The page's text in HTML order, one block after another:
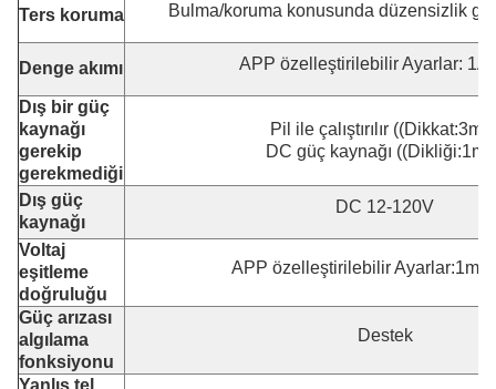
Ters koruma Bulma/koruma konusunda düzensizlik
Denge akımı APP özelleştirilebilir Ayarlar:
Dış bir güç
kaynağı
gerekip
gerekmediği
Pil ile çalıştırılır
DC güç kaynağı
Dış güç
kaynağı
DC 12-120V
Voltaj
eşitleme
doğruluğu
APP özelleştirilebilir
Güç arızası
algılama
fonksiyonu
Destek